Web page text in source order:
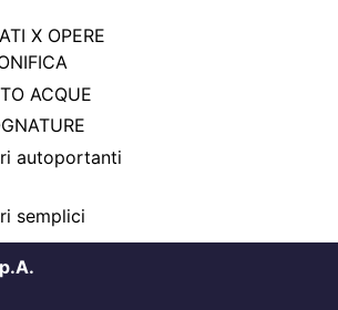
X OPERE
ACQUE
autoportanti
semplici